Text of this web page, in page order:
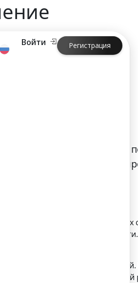
Войти Регистрация
проверить брокера,
особенности
не волноваться.
общения с ним. В некоторых
валюты или ценные бумаги.
не стоит.
предоставляемая
счетом запустить сторонний